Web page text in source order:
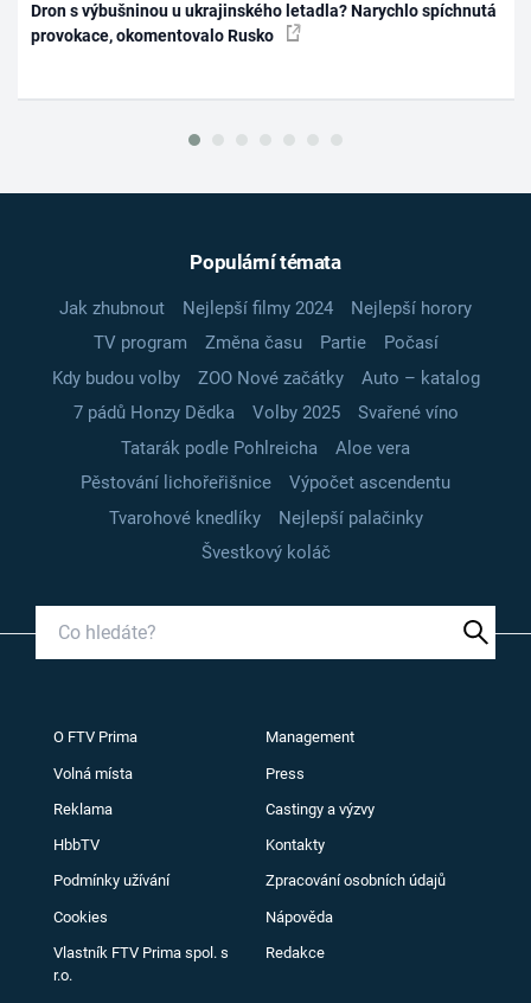
Dron s výbušninou u ukrajinského letadla? Narychlo spíchnutá
provokace, okomentovalo Rusko
Populární témata
Jak zhubnout Nejlepší filmy 2024
Nejlepší horory
TV program
Změna času Partie
Počasí
Kdy budou volby
ZOO Nové začátky
Auto – katalog
7 pádů Honzy Dědka
Volby 2025
Svařené víno
Tatarák podle Pohlreicha
Aloe vera
Pěstování lichořeřišnice
Výpočet ascendentu
Tvarohové knedlíky
Nejlepší palačinky
Švestkový koláč
O FTV Prima Management
Volná místa Press
Reklama Castingy a výzvy
HbbTV Kontakty
Podmínky užívání Zpracování osobních údajů
Cookies Nápověda
Vlastník FTV Prima spol. s
r.o.
Redakce